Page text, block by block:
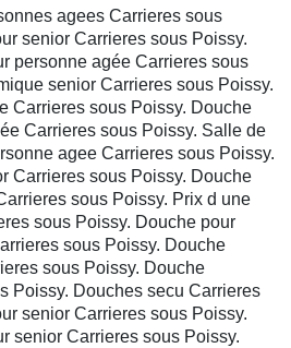
agees Carrieres sous
senior Carrieres sous Poissy.
personne agée Carrieres sous
senior Carrieres sous Poissy.
Carrieres sous Poissy. Douche
Carrieres sous Poissy. Salle de
agee Carrieres sous Poissy.
Carrieres sous Poissy. Douche
sous Poissy. Prix d une
sous Poissy. Douche pour
sous Poissy. Douche
sous Poissy. Douche
Poissy. Douches secu Carrieres
senior Carrieres sous Poissy.
senior Carrieres sous Poissy.